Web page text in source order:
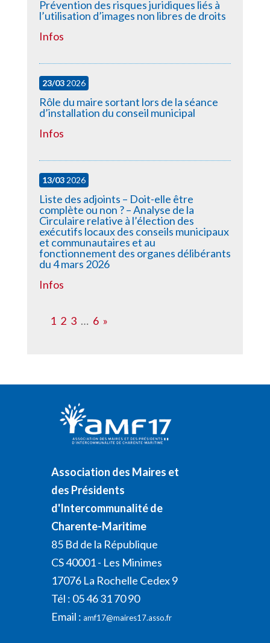
Prévention des risques juridiques liés à
l’utilisation d’images non libres de droits
Infos
23/032026
Rôle du maire sortant lors de la séance
d’installation du conseil municipal
Infos
13/032026
Liste des adjoints – Doit-elle être
complète ou non ? – Analyse de la
Circulaire relative à l’élection des
exécutifs locaux des conseils municipaux
et communautaires et au
fonctionnement des organes délibérants
du 4 mars 2026
Infos
1 2 3 … 6 »
Association des Maires et
des Présidents
d'Intercommunalité de
Charente-Maritime
85 Bd de la République
CS 40001 - Les Minimes
17076 La Rochelle Cedex 9
Tél : 05 46 31 70 90
Email : amf17@maires17.asso.fr